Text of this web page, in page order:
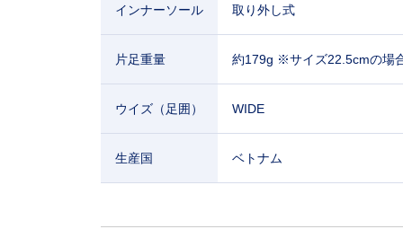
インナーソール 取り外し式
片足重量 約179g ※サイズ22.5cmの場
ウイズ（足囲） WIDE
生産国 ベトナム